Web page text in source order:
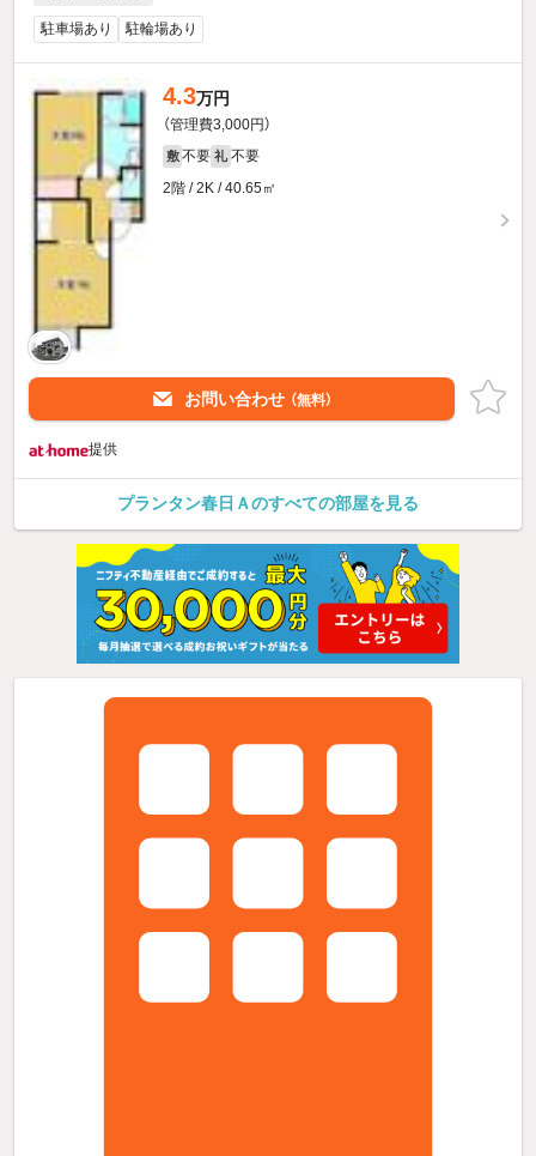
駐車場あり 駐輪場あり
4.3万円
（管理費3,000円）
敷 不要 礼 不要
2階 / 2K / 40.65㎡
お問い合わせ （無料）
提供
プランタン春日Ａのすべての部屋を見る